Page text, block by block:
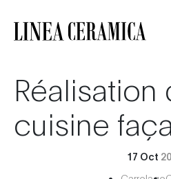
Réalisation
cuisine
17 Oct